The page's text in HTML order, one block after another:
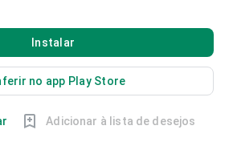
Instalar
no app Play Store
Adicionar à lista de desejos